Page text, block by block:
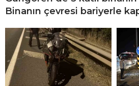
Binanın çevresi bariyerle